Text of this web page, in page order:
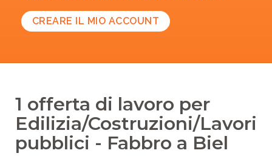
CREARE IL MIO ACCOUNT
1 offerta di lavoro per
Edilizia/Costruzioni/Lavori
pubblici - Fabbro a Biel